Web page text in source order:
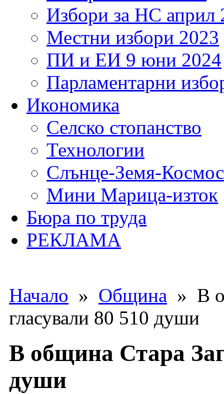
Избори за НС април
Местни избори 2023
ПИ и ЕИ 9 юни 2024
Парламентарни
Икономика
Селско стопанство
Технологии
Слънце-Земя-Космос
Мини Марица-изток
Бюра по труда
РЕКЛАМА
Начало » Община » В
гласували 80 510 души
В община Стара
души